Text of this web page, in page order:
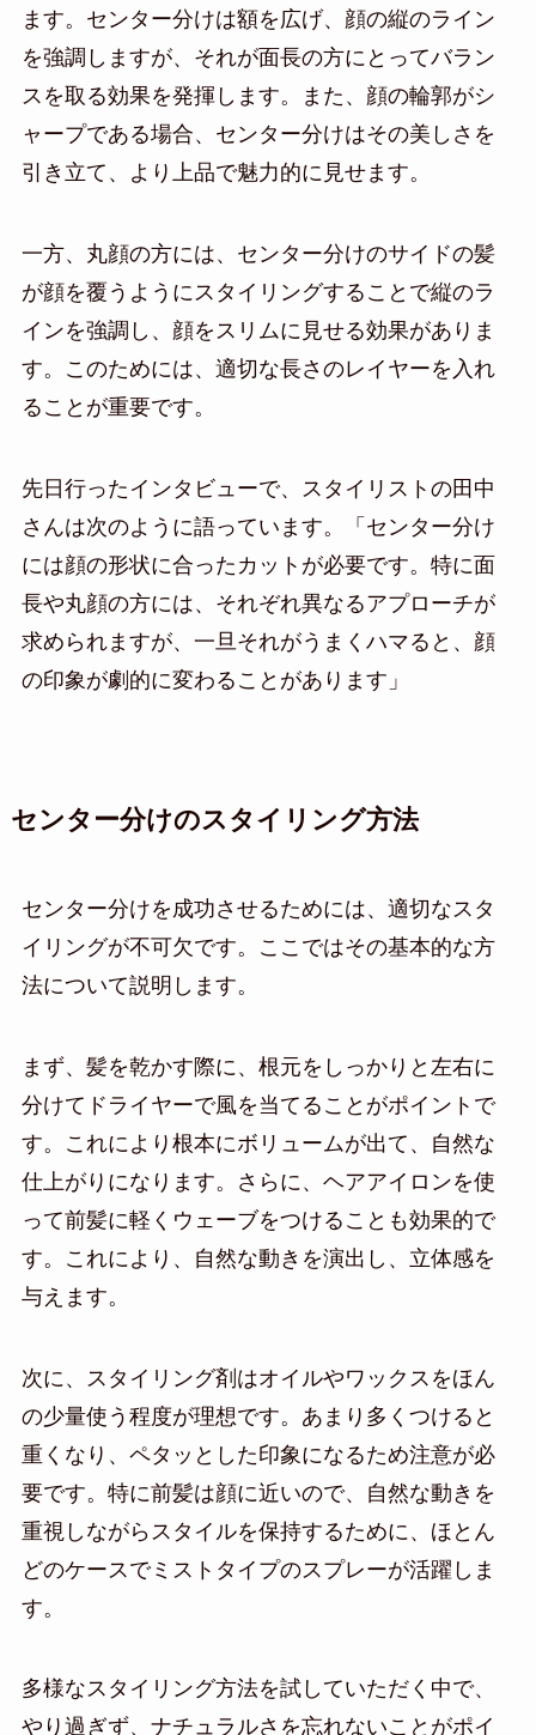
ます。センター分けは額を広げ、顔の縦のライン
を強調しますが、それが面長の方にとってバラン
スを取る効果を発揮します。また、顔の輪郭がシ
ャープである場合、センター分けはその美しさを
引き立て、より上品で魅力的に見せます。
一方、丸顔の方には、センター分けのサイドの髪
が顔を覆うようにスタイリングすることで縦のラ
インを強調し、顔をスリムに見せる効果がありま
す。このためには、適切な長さのレイヤーを入れ
ることが重要です。
先日行ったインタビューで、スタイリストの田中
さんは次のように語っています。「センター分け
には顔の形状に合ったカットが必要です。特に面
長や丸顔の方には、それぞれ異なるアプローチが
求められますが、一旦それがうまくハマると、顔
の印象が劇的に変わることがあります」
センター分けのスタイリング方法
センター分けを成功させるためには、適切なスタ
イリングが不可欠です。ここではその基本的な方
法について説明します。
まず、髪を乾かす際に、根元をしっかりと左右に
分けてドライヤーで風を当てることがポイントで
す。これにより根本にボリュームが出て、自然な
仕上がりになります。さらに、ヘアアイロンを使
って前髪に軽くウェーブをつけることも効果的で
す。これにより、自然な動きを演出し、立体感を
与えます。
次に、スタイリング剤はオイルやワックスをほん
の少量使う程度が理想です。あまり多くつけると
重くなり、ペタッとした印象になるため注意が必
要です。特に前髪は顔に近いので、自然な動きを
重視しながらスタイルを保持するために、ほとん
どのケースでミストタイプのスプレーが活躍しま
す。
多様なスタイリング方法を試していただく中で、
やり過ぎず、ナチュラルさを忘れないことがポイ